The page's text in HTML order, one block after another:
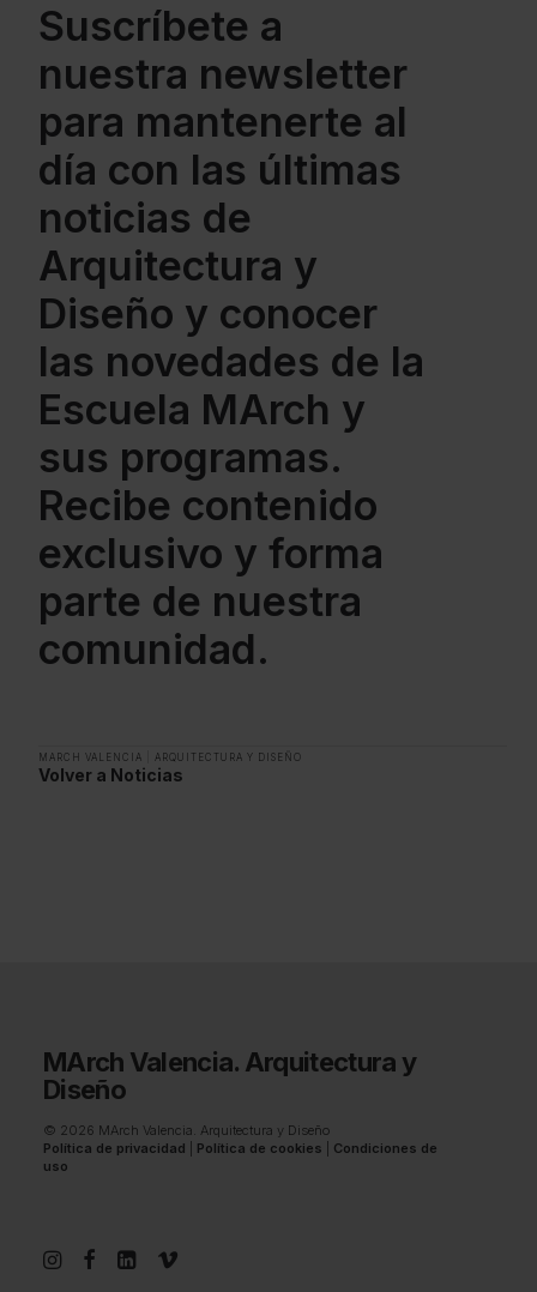
Suscríbete a
nuestra newsletter
para mantenerte al
día con las últimas
noticias de
Arquitectura y
Diseño y conocer
las novedades de la
Escuela MArch y
sus programas.
Recibe contenido
exclusivo y forma
parte de nuestra
comunidad.
MARCH VALENCIA ARQUITECTURA Y DISEÑO
Volver a Noticias
MArch Valencia. Arquitectura y
Diseño
© 2026 MArch Valencia. Arquitectura y Diseño
Política de privacidad
Política de cookies
Condiciones de
uso